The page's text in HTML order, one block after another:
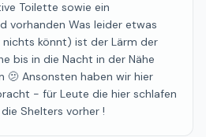
Toilette sowie ein
vorhanden Was leider etwas
könnt) ist der Lärm der
bis in die Nacht in der Nähe
🫤 Ansonsten haben wir hier
- für Leute die hier schlafen
Shelters vorher !